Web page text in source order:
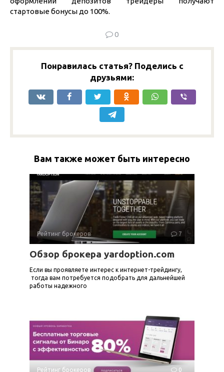
стартовые бонусы до 100%.
0
Понравилась статья? Поделись с
друзьями:
Вам также может быть интересно
Рейтинг брокеров 7
Обзор брокера yardoption.com
Если вы проявляете интерес к интернет-трейдингу,
тогда вам потребуется подобрать для дальнейшей
работы надежного
Рейтинг брокеров 0